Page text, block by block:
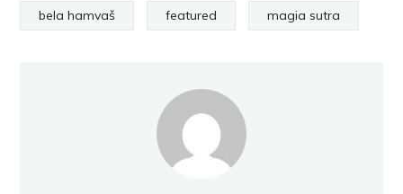
bela hamvaš featured magia sutra